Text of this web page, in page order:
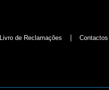
Livro de Reclamações Contactos